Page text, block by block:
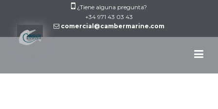
¿Tiene alguna pregunta?
+34 971 43 03 43
comercial@cambermarine.com